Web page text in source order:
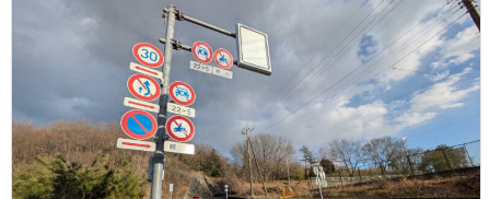
宇宙よりも遠い場所